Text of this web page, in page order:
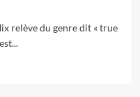
relève du genre dit « true